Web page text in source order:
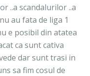
..a scandalurilor ..a
au fata de liga 1
e posibil din atatea
ca sunt cativa
dar sunt trasi in
sa fim cosul de